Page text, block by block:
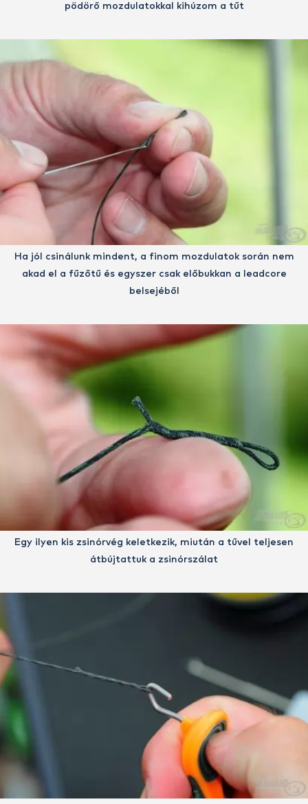
pödörő mozdulatokkal kihúzom a tűt
Ha jól csinálunk mindent, a finom mozdulatok során nem
akad el a fűzőtű és egyszer csak előbukkan a leadcore
belsejéből
Egy ilyen kis zsinórvég keletkezik, miután a tűvel teljesen
átbújtattuk a zsinórszálat